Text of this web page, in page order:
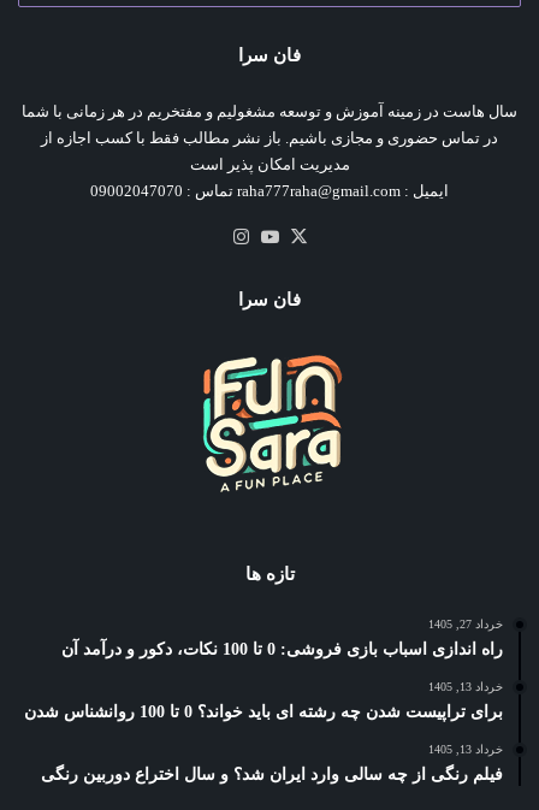
فان سرا
سال هاست در زمینه آموزش و توسعه مشغولیم و مفتخریم در هر زمانی با شما
در تماس حضوری و مجازی باشیم. باز نشر مطالب فقط با کسب اجازه از
مدیریت امکان پذیر است
ایمیل : raha777raha@gmail.com تماس : 09002047070
X یوتیوب
فان سرا
تازه ها
خرداد 27, 1405
راه اندازی اسباب بازی فروشی: 0 تا 100 نکات، دکور و درآمد آن
خرداد 13, 1405
برای تراپیست شدن چه رشته ای باید خواند؟ 0 تا 100 روانشناس شدن
خرداد 13, 1405
فیلم رنگی از چه سالی وارد ایران شد؟ و سال اختراع دوربین رنگی